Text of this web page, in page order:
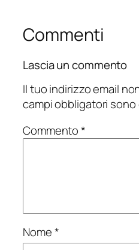
Commenti
Lascia un commento
Il tuo indirizzo email
campi obbligatori
Commento*
Nome*